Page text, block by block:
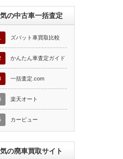
気の中古車一括査定
ズバット車買取比較
かんたん車査定ガイド
一括査定.com
楽天オート
カービュー
の廃車買取サイト